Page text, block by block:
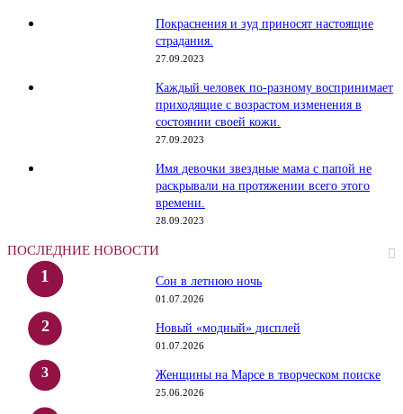
Покраснения и зуд приносят настоящие
страдания.
27.09.2023
Каждый человек по-разному воспринимает
приходящие с возрастом изменения в
состоянии своей кожи.
27.09.2023
Имя девочки звездные мама с папой не
раскрывали на протяжении всего этого
времени.
28.09.2023
ПОСЛЕДНИЕ НОВОСТИ
Сон в летнюю ночь
01.07.2026
Новый «модный» дисплей
01.07.2026
Женщины на Марсе в творческом поиске
25.06.2026